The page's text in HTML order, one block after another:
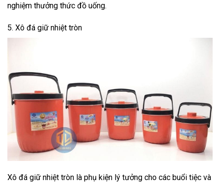
nghiệm thưởng thức đồ uống.
5. Xô đá giữ nhiệt tròn
Xô đá giữ nhiệt tròn là phụ kiện lý tưởng cho các buổi tiệc và